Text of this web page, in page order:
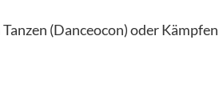
(Danceocon) oder Kämpfen